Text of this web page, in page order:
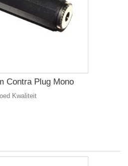
Contra Plug Mono
Kwaliteit